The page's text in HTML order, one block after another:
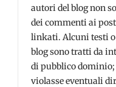
autori del blog non
dei commenti ai
linkati. Alcuni testi
blog sono tratti da
di pubblico
violasse eventuali